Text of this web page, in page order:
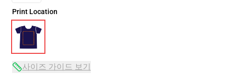
Print Location
사이즈 가이드 보기